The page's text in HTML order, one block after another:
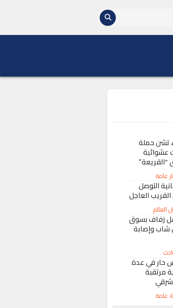
تشن حملة
عشوائية
عامة
التوصل
العاجل
العالم
زفاف بسوق
شاب وإصابة
حار في عدة
مرتقبة
عامة